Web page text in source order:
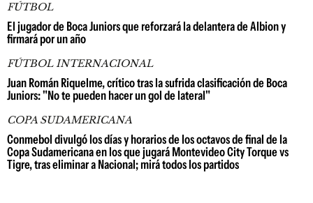
FÚTBOL
El jugador de Boca Juniors que reforzará la delantera de Albion y
firmará por un año
FÚTBOL INTERNACIONAL
Juan Román Riquelme, crítico tras la sufrida clasificación de Boca
Juniors: "No te pueden hacer un gol de lateral"
COPA SUDAMERICANA
Conmebol divulgó los días y horarios de los octavos de final de la
Copa Sudamericana en los que jugará Montevideo City Torque vs
Tigre, tras eliminar a Nacional; mirá todos los partidos